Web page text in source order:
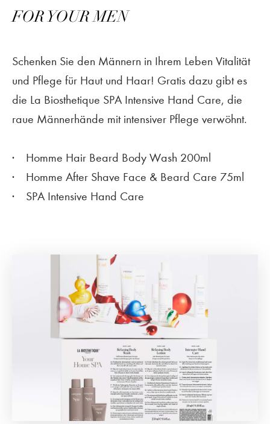
FOR YOUR MEN
Schenken Sie den Männern in Ihrem Leben Vitalität
und Pflege für Haut und Haar! Gratis dazu gibt es
die La Biosthetique SPA Intensive Hand Care, die
raue Männerhände mit intensiver Pflege verwöhnt.
Homme Hair Beard Body Wash 200ml
Homme After Shave Face & Beard Care 75ml
SPA Intensive Hand Care